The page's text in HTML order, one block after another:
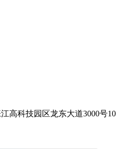
高科技园区龙东大道3000号10